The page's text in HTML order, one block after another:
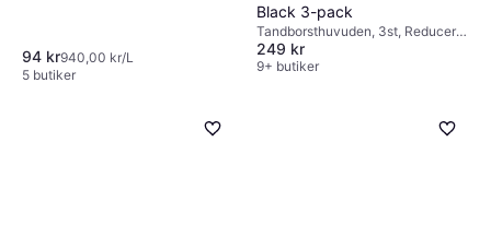
94 kr940,00 kr/L
5 butiker
Black 3-pack
Tandborsthuvuden, 3st, Reducerar
plack
249 kr
9+ butiker